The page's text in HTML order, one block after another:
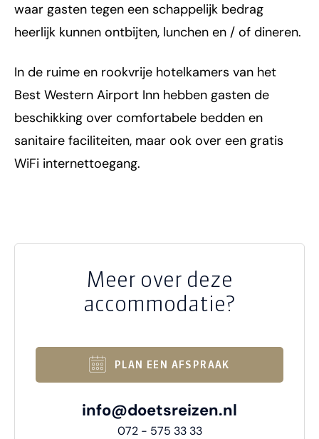
waar gasten tegen een schappelijk bedrag
heerlijk kunnen ontbijten, lunchen en / of dineren.
In de ruime en rookvrije hotelkamers van het
Best Western Airport Inn hebben gasten de
beschikking over comfortabele bedden en
sanitaire faciliteiten, maar ook over een gratis
WiFi internettoegang.
Meer over deze
accommodatie?
PLAN EEN AFSPRAAK
info@doetsreizen.nl
072 - 575 33 33